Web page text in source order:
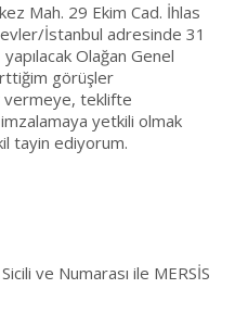
Mah. 29 Ekim Cad. İhlas
İstanbul adresinde 31
Olağan Genel
görüşler
vermeye, teklifte
yetkili olmak
ediyorum.
ve Numarası ile MERSİS